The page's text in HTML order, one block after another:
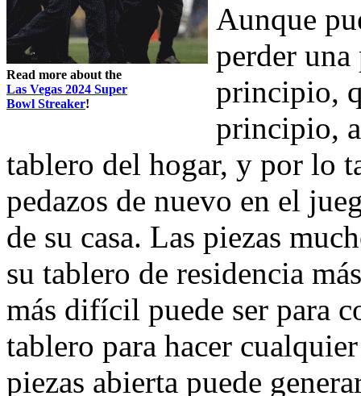
Read more about the
Las Vegas 2024 Super
Bowl Streaker!
Aunque
perder una
principio,
principio,
tablero del hogar, y por lo
pedazos de nuevo en el
de su casa. Las piezas
su tablero de residencia
más difícil puede ser para
tablero para hacer
piezas abierta puede